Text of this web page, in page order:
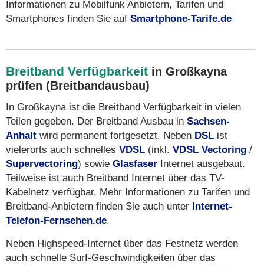
Informationen zu Mobilfunk Anbietern, Tarifen und
Smartphones finden Sie auf Smartphone-Tarife.de
Breitband Verfügbarkeit in Großkayna
prüfen (Breitbandausbau)
In Großkayna ist die Breitband Verfügbarkeit in vielen
Teilen gegeben. Der Breitband Ausbau in Sachsen-
Anhalt wird permanent fortgesetzt. Neben DSL ist
vielerorts auch schnelles VDSL (inkl. VDSL Vectoring /
Supervectoring) sowie Glasfaser Internet ausgebaut.
Teilweise ist auch Breitband Internet über das TV-
Kabelnetz verfügbar. Mehr Informationen zu Tarifen und
Breitband-Anbietern finden Sie auch unter Internet-
Telefon-Fernsehen.de.
Neben Highspeed-Internet über das Festnetz werden
auch schnelle Surf-Geschwindigkeiten über das